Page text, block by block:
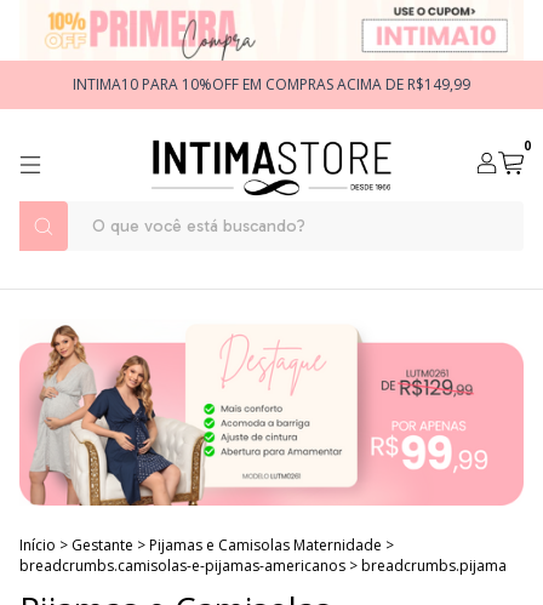
INTIMA10 PARA 10%OFF EM COMPRAS ACIMA DE R$149,99
0
Início > Gestante >Pijamas e Camisolas Maternidade >
breadcrumbs.camisolas-e-pijamas-americanos >breadcrumbs.pijama